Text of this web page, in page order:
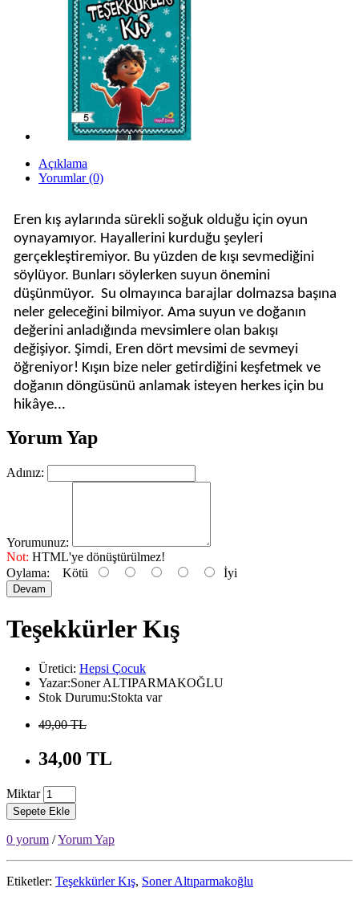
Açıklama
Yorumlar (0)
Eren kış aylarında sürekli soğuk olduğu için oyun
oynayamıyor. Hayallerini kurduğu şeyleri
gerçekleştiremiyor. Bu yüzden de kışı sevmediğini
söylüyor. Bunları söylerken suyun önemini
düşünmüyor. Su olmayınca barajlar dolmazsa başına
neler geleceğini bilmiyor. Ama suyun ve doğanın
değerini anladığında mevsimlere olan bakışı
değişiyor.Şimdi, Eren dört mevsimi de sevmeyi
öğreniyor! Kışın bize neler getirdiğini keşfetmek ve
doğanın döngüsünü anlamak isteyen herkes için bu
hikâye...
Yorum Yap
Adınız:
Yorumunuz:
Not: HTML'ye dönüştürülmez!
Oylama: Kötü İyi
Devam
Teşekkürler Kış
Üretici: Hepsi Çocuk
Yazar:Soner ALTIPARMAKOĞLU
Stok Durumu:Stokta var
49,00 TL
34,00 TL
Miktar
Sepete Ekle
0 yorum /Yorum Yap
Etiketler: Teşekkürler Kış, Soner Altıparmakoğlu